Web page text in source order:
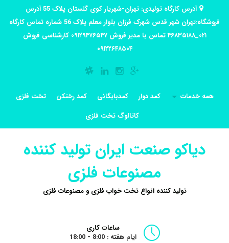
آدرس کارگاه تولیدی: تهران-شهریار کوی گلستان پلاک 55 آدرس
فروشگاه:تهران شهر قدس شهرک فرزان بلوار معلم پلاک 56 شماره تماس کارگاه
۰۲۱_۴۶۸۳۵۱۸۸ تماس با مدیر فروش ۰۹۱۲۹۴۷۶۵۴۷ کارشناسی فروش
۰۹۱۲۲۶۴۸۵۰۴
همه خدمات کمد دوار کمدبایگانی کمد رختکن
تخت فلزی
کاتالوگ تخت فلزی
دیاکو صنعت ایران تولید کننده
مصنوعات فلزی
تولید کننده انواع تخت خواب فلزی و مصنوعات فلزی
ساعات کاری
ایام هفته : 8:00 - 18:00